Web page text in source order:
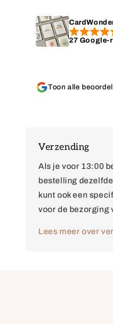
27 Google-
minute zo'n
kon bestellen.
Toon alle
Verzending
Als je voor 13:00
bestelling
kunt ook een
voor de bezorging
Lees meer over